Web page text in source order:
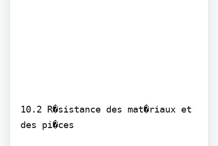
10.2 R�sistance des mat�riaux et
des pi�ces